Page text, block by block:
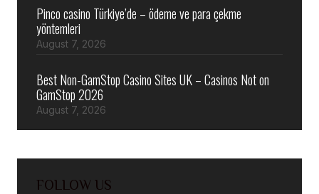
Pinco casino Türkiye’de – ödeme ve para çekme
yöntemleri
August 7, 2026
Best Non-GamStop Casino Sites UK – Casinos Not on
GamStop 2026
August 7, 2026
FOLLOW US